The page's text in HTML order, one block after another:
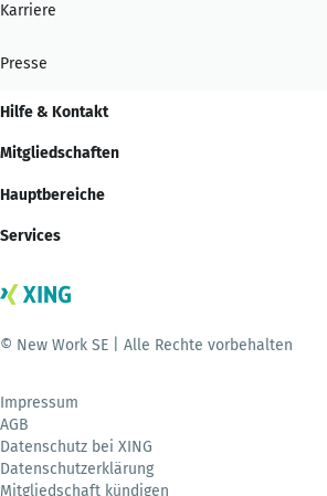
Karriere
Presse
Hilfe & Kontakt
Mitgliedschaften
Hauptbereiche
Services
© New Work SE | Alle Rechte vorbehalten
Impressum
AGB
Datenschutz bei XING
Datenschutzerklärung
Mitgliedschaft kündigen